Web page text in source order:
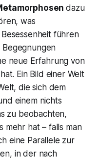
dazu
was
führen
Begegnungen
neue Erfahrung von
Ein Bild einer Welt
die sich dem
einem nichts
zu beobachten,
mehr hat – falls man
eine Parallele zur
in der nach